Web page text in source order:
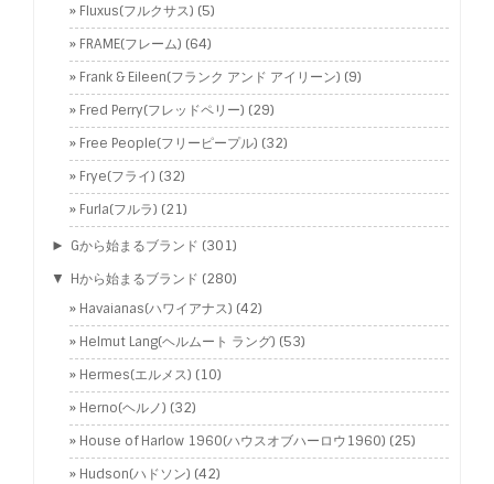
Fluxus(フルクサス) (5)
FRAME(フレーム) (64)
Frank & Eileen(フランク アンド アイリーン) (9)
Fred Perry(フレッドペリー) (29)
Free People(フリーピープル) (32)
Frye(フライ) (32)
Furla(フルラ) (21)
► Gから始まるブランド (301)
▼ Hから始まるブランド (280)
Havaianas(ハワイアナス) (42)
Helmut Lang(ヘルムート ラング) (53)
Hermes(エルメス) (10)
Herno(ヘルノ) (32)
House of Harlow 1960(ハウスオブハーロウ1960) (25)
Hudson(ハドソン) (42)